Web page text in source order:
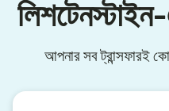
আপনার সব ট্রান্সফারই